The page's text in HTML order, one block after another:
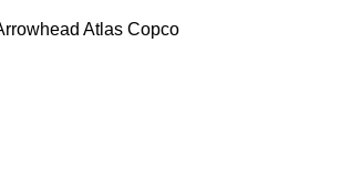
Atlas Copco